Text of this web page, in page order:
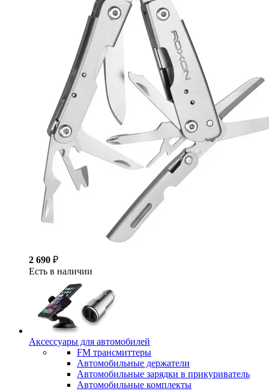
2 690 ₽
Есть в наличии
Аксессуары для автомобилей
FM трансмиттеры
Автомобильные держатели
Автомобильные зарядки в прикуриватель
Автомобильные комплекты